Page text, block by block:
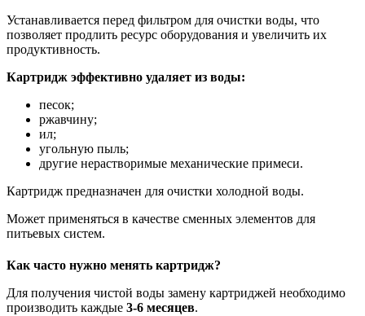
Устанавливается перед фильтром для очистки воды, что
позволяет продлить ресурс оборудования и увеличить их
продуктивность.
Картридж эффективно удаляет из воды:
песок;
ржавчину;
ил;
угольную пыль;
другие нерастворимые механические примеси.
Картридж предназначен для очистки холодной воды.
Может применяться в качестве сменных элементов для
питьевых систем.
Как часто нужно менять картридж?
Для получения чистой воды замену картриджей необходимо
производить каждые 3-6 месяцев.